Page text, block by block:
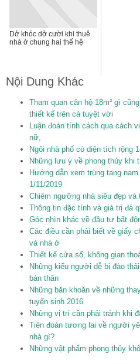
Dở khóc dở cười khi thuê
nhà ở chung hai thế hệ
Nội Dung Khác
Tham quan căn hộ 18m² gì
thiết kế trên cả tuyệt vời
Luận đoán tính cách qua cách
nữ,
Ngôi nhà phố có diện tích rộng
Những lưu ý về phong thủy khi
Hướng dẫn xem trùng tang
1/11/2019
Chiêm ngưỡng nhà siêu đẹp
Thông tin đặc tính và giá trị đá
Góc nhìn khác về đầu tư bất
Các điều cần phải biết về giấy
và nhà ở
Thiết kế cửa sổ, không gian
Những kiểu người dễ bị đào
bản thân
Những băn khoăn về những
tuyển sinh 2016
Những vị trí cần phải tránh khi
Tiên đoán tương lai về người
nhà gì?
Những vật phẩm phong thủy